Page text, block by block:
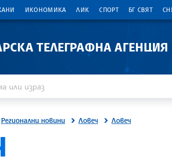
ИКОНОМИКА ЛИК СПОРТ БГ СВЯТ
ТЕЛЕГРАФНА АГЕНЦИЯ
Регионални новини Ловеч Ловеч